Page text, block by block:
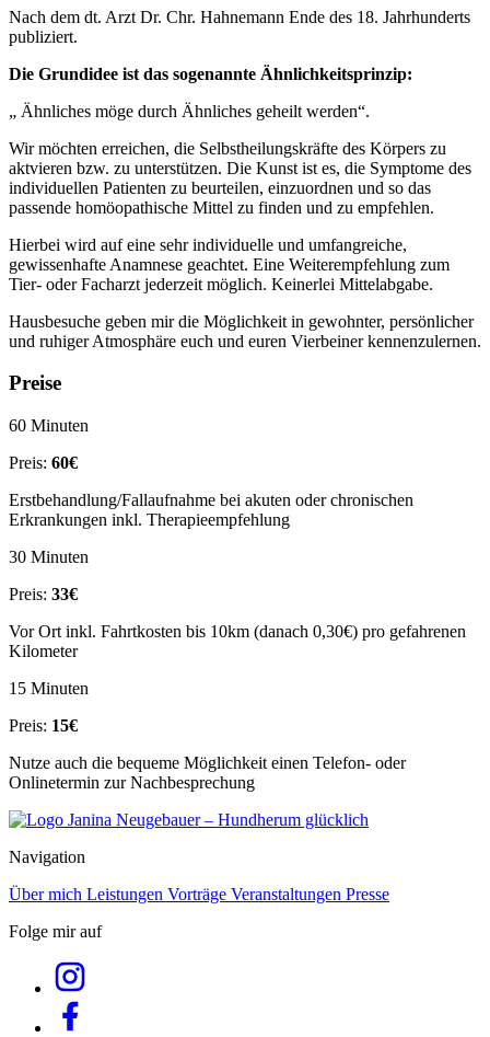
Nach dem dt. Arzt Dr. Chr. Hahnemann Ende des 18. Jahrhunderts
publiziert.
Die Grundidee ist das sogenannte Ähnlichkeitsprinzip:
„ Ähnliches möge durch Ähnliches geheilt werden“.
Wir möchten erreichen, die Selbstheilungskräfte des Körpers zu
aktvieren bzw. zu unterstützen. Die Kunst ist es, die Symptome des
individuellen Patienten zu beurteilen, einzuordnen und so das
passende homöopathische Mittel zu finden und zu empfehlen.
Hierbei wird auf eine sehr individuelle und umfangreiche,
gewissenhafte Anamnese geachtet. Eine Weiterempfehlung zum
Tier- oder Facharzt jederzeit möglich. Keinerlei Mittelabgabe.
Hausbesuche geben mir die Möglichkeit in gewohnter, persönlicher
und ruhiger Atmosphäre euch und euren Vierbeiner kennenzulernen.
Preise
60 Minuten
Preis: 60€
Erstbehandlung/Fallaufnahme bei akuten oder chronischen
Erkrankungen inkl. Therapieempfehlung
30 Minuten
Preis: 33€
Vor Ort inkl. Fahrtkosten bis 10km (danach 0,30€) pro gefahrenen
Kilometer
15 Minuten
Preis: 15€
Nutze auch die bequeme Möglichkeit einen Telefon- oder
Onlinetermin zur Nachbesprechung
Navigation
Über mich Leistungen Vorträge Veranstaltungen Presse
Folge mir auf